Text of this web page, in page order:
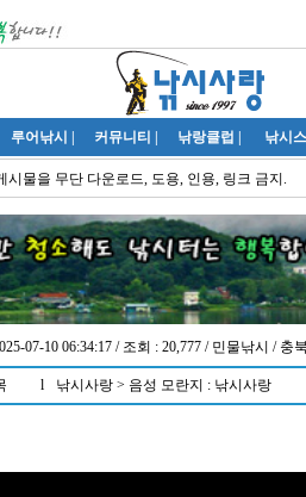
루어낚시 커뮤니티 낚랑클럽 낚시
시물을 무단 다운로드, 도용, 인용, 링크 금지.
07-10 06:34:17 / 조회 : 20,777 / 민물낚시 / 충
l 낚시사랑 > 음성 모란지 : 낚시사랑